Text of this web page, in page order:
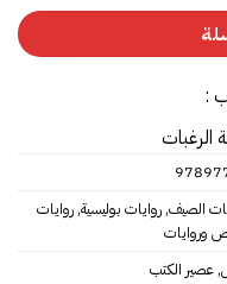
:
الرغبات
الصيف,روايات بوليسية,روايات
وروايات
,عصير الكتب